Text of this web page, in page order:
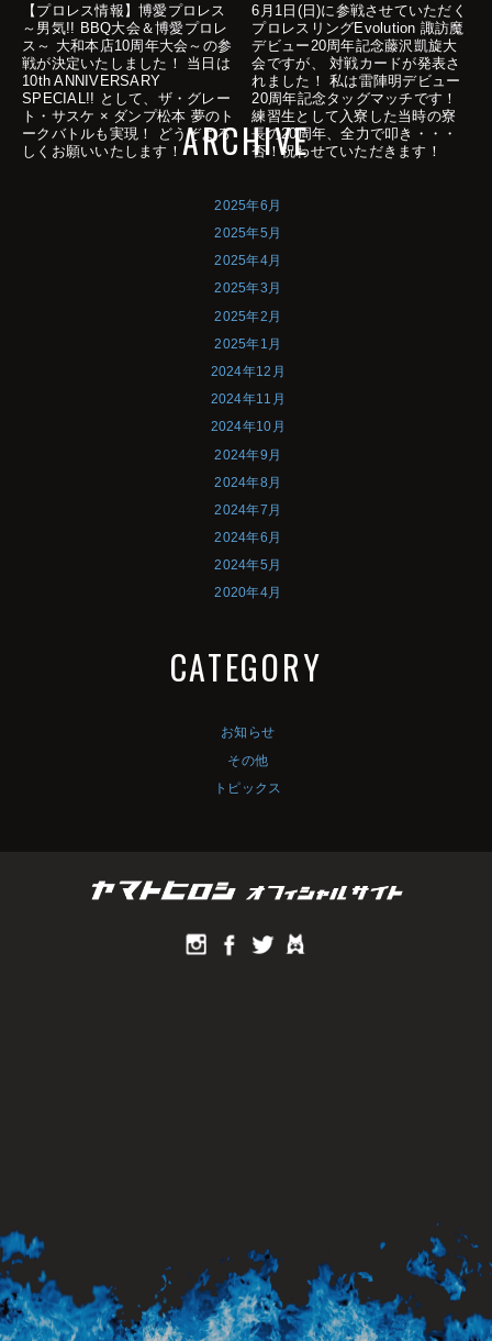
【プロレス情報】博愛プロレス
～男気!! BBQ大会＆博愛プロレ
ス～ 大和本店10周年大会～の参
戦が決定いたしました！ 当日は
10th ANNIVERSARY
SPECIAL!! として、ザ・グレー
ト・サスケ × ダンプ松本 夢のト
ークバトルも実現！ どうぞよろ
しくお願いいたします！
6月1日(日)に参戦させていただく
プロレスリングEvolution 諏訪魔
デビュー20周年記念藤沢凱旋大
会ですが、 対戦カードが発表さ
れました！ 私は雷陣明デビュー
20周年記念タッグマッチです！
練習生として入寮した当時の寮
長の20周年、全力で叩き・・・
否！祝わせていただきます！
ARCHIVE
2025年6月
2025年5月
2025年4月
2025年3月
2025年2月
2025年1月
2024年12月
2024年11月
2024年10月
2024年9月
2024年8月
2024年7月
2024年6月
2024年5月
2020年4月
CATEGORY
お知らせ
その他
トピックス